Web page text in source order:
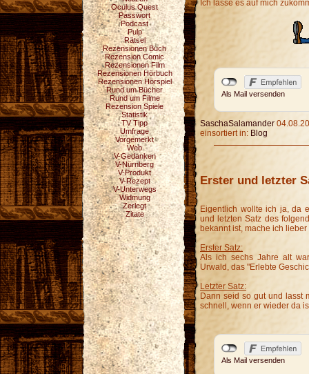
Oculus Quest
Passwort
Podcast
Pulp
Rätsel
Rezensionen Buch
Rezension Comic
Rezensionen Film
Rezensionen Hörbuch
Rezensionen Hörspiel
Rund um Bücher
Rund um Filme
Rezension Spiele
Statistik
TV Tipp
Umfrage
Vorgemerkt
Web
V-Gedanken
V-Nürnberg
V-Produkt
V-Rezept
V-Unterwegs
Widmung
Zerlegt
Zitate
Ich lasse es auf mich
Als Mail versenden
SaschaSalamander
einsortiert in: Blog
Erster und letzter
Eigentlich wollte ich ja, da
und letzten Satz des
bekannt ist, mache ich
Erster Satz:
Als ich sechs Jahre alt
Urwald, das "Erlebte
Letzter Satz:
Dann seid so gut und lasst
schnell, wenn er wieder da
Als Mail versenden